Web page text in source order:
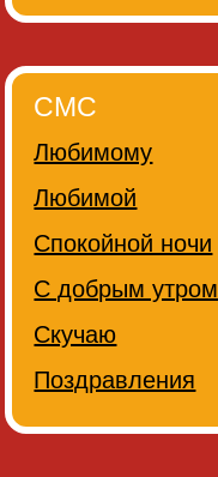
СМС
Любимому
Любимой
Спокойной ночи
С добрым утром
Скучаю
Поздравления